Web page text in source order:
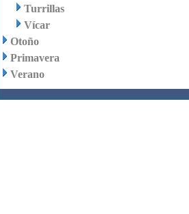
Turrillas
Vícar
Otoño
Primavera
Verano